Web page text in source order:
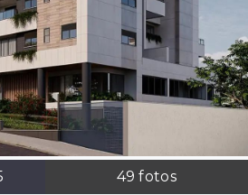
49 fotos